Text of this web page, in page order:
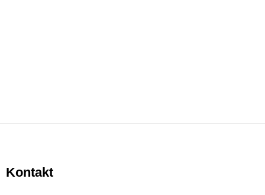
p
aKontakt